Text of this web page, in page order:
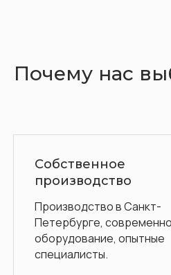
Почему нас
в Санкт-
современное
опытные